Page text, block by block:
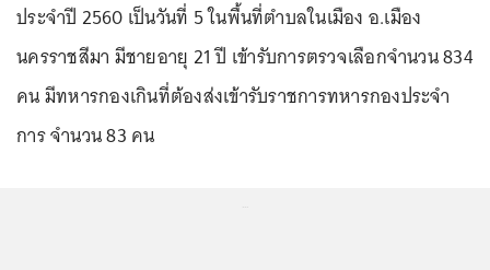
ประจำปี 2560 เป็นวันที่ 5 ในพื้นที่ตำบลในเมือง อ.เมือง
นครราชสีมา มีชายอายุ 21 ปี เข้ารับการตรวจเลือกจำนวน 834
คน มีทหารกองเกินที่ต้องส่งเข้ารับราชการทหารกองประจำ
การ จำนวน 83 คน